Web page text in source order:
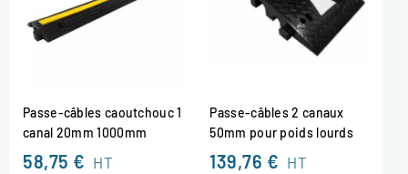
Passe-câbles caoutchouc 1
canal 20mm 1000mm
58,75 € HT
Passe-câbles 2 canaux
50mm pour poids lourds
139,76 € HT